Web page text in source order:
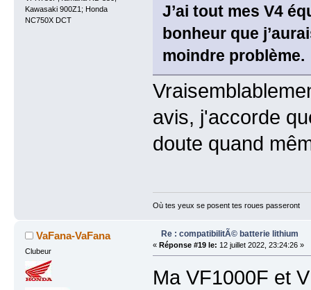
Kawasaki 900Z1; Honda
NC750X DCT
J’ai tout mes V4
bonheur que
moindre problème.
avis, j'accorde
doute quand
Où tes yeux se posent tes roues passeront
VaFana-VaFana
Clubeur
Re : compatibilitÃ© batterie lithium
« Réponse #19 le: 12 juillet 2022, 23:24:26 »
Ma VF1000F et